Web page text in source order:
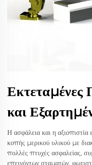
Εκτεταμένες
και
Η ασφάλεια και η αξιοπιστία
κοπής μερικού υλικού με
πολλές πτυχές ασφαλείας,
επειγόντων σταματών,